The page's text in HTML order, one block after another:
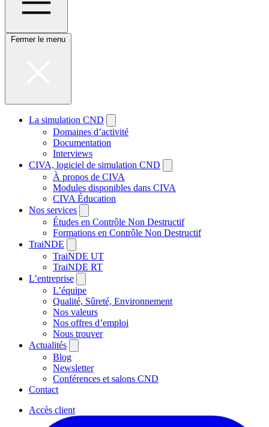
Fermer le menu
La simulation CND
Domaines d’activité
Documentation
Interviews
CIVA, logiciel de simulation CND
À propos de CIVA
Modules disponibles dans CIVA
CIVA Éducation
Nos services
Études en Contrôle Non Destructif
Formations en Contrôle Non Destructif
TraiNDE
TraiNDE UT
TraiNDE RT
L’entreprise
L’équipe
Qualité, Sûreté, Environnement
Nos valeurs
Nos offres d’emploi
Nous trouver
Actualités
Blog
Newsletter
Conférences et salons CND
Contact
Accès client